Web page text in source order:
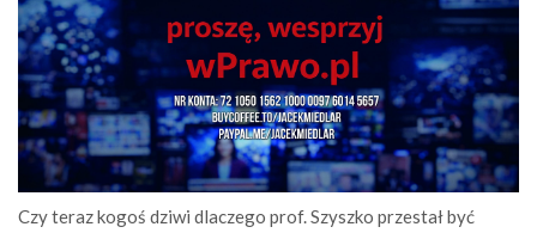
Czy teraz kogoś dziwi dlaczego prof. Szyszko przestał być